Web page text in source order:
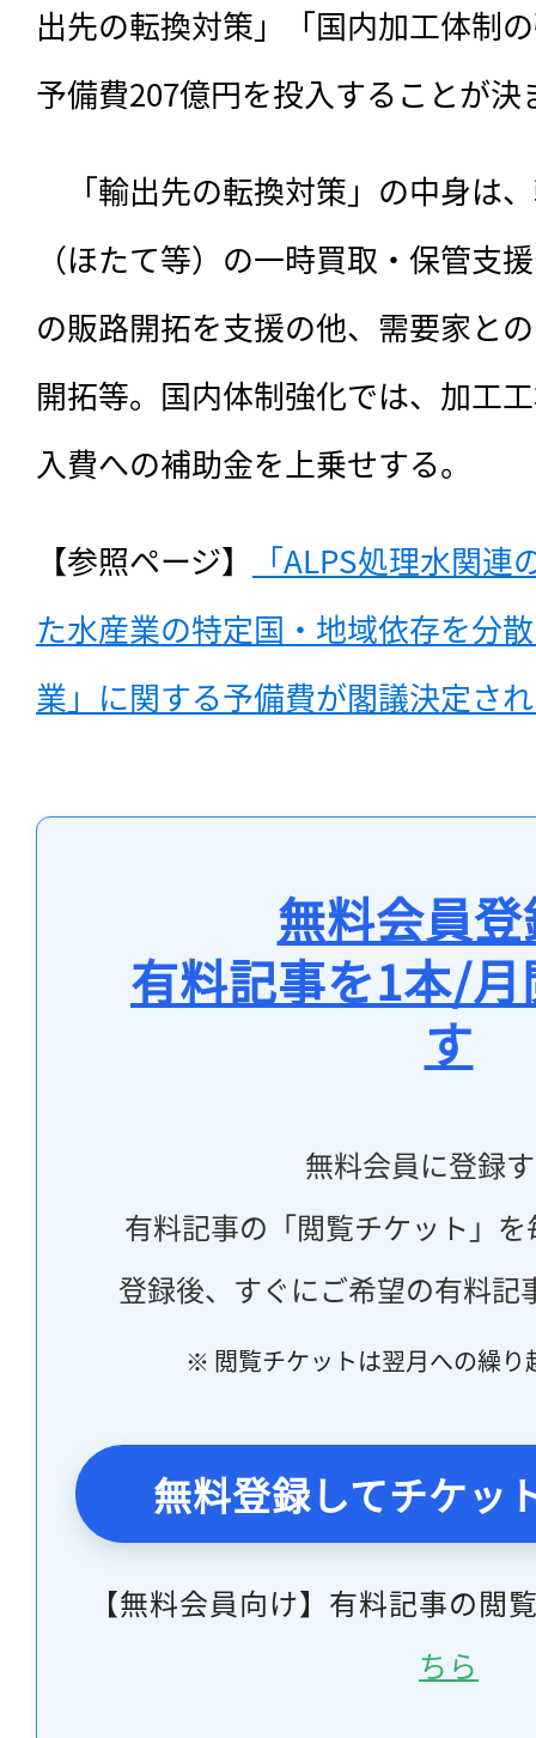
出先の転換対策」「国内加工体制
予備費207億円を投入することが決
「輸出先の転換対策」の中身は
（ほたて等）の一時買取・保管支
の販路開拓を支援の他、需要家と
開拓等。国内体制強化では、加工
入費への補助金を上乗せする。
【参照ページ】
「ALPS処理水関
た水産業の特定国・地域依存を分
業」に関する予備費が閣議決定さ
無料会員
有料記事を1本/
す
無料会員に登録
有料記事の「閲覧チケット」
登録後、すぐにご希望の有料記
※ 閲覧チケットは翌月への繰り
無料登録してチケッ
【無料会員向け】有料記事の閲
ちら